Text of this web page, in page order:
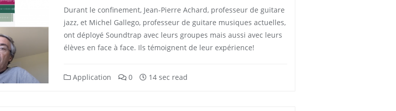
Durant le confinement, Jean-Pierre Achard, professeur de guitare
jazz, et Michel Gallego, professeur de guitare musiques actuelles,
ont déployé Soundtrap avec leurs groupes mais aussi avec leurs
élèves en face à face. Ils témoignent de leur expérience!
Application 0 14 sec read